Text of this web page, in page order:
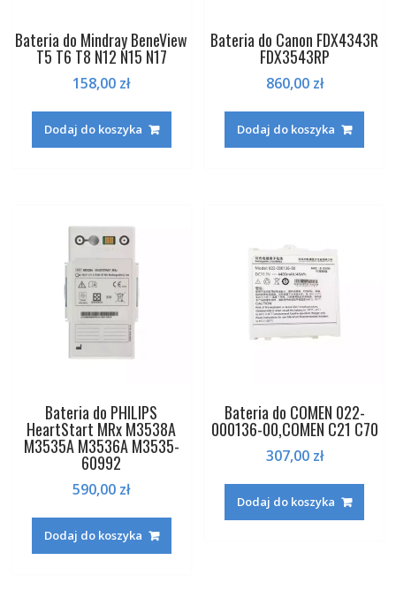
Bateria do Mindray BeneView
T5 T6 T8 N12 N15 N17
158,00 zł
Dodaj do koszyka
Bateria do Canon FDX4343R
FDX3543RP
860,00 zł
Dodaj do koszyka
Bateria do PHILIPS
HeartStart MRx M3538A
M3535A M3536A M3535-
60992
590,00 zł
Dodaj do koszyka
Bateria do COMEN 022-
000136-00,COMEN C21 C70
307,00 zł
Dodaj do koszyka